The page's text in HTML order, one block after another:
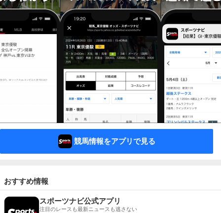
競馬情報をアプリで見る
おすすめ情報
スポーツナビ公式アプリ
注目のレースも最新ニュースも逃さない